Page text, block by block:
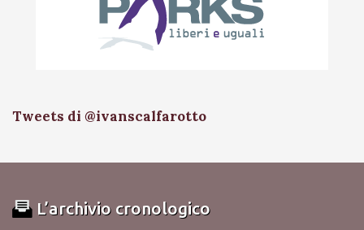
Tweets di @ivanscalfarotto
L’archivio cronologico